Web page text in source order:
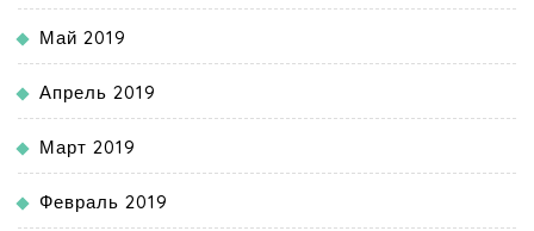
Май 2019
Апрель 2019
Март 2019
Февраль 2019